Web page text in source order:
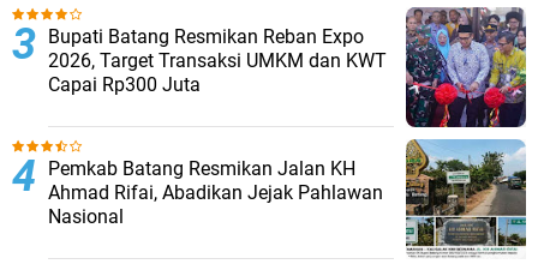
Bupati Batang Resmikan Reban Expo
2026, Target Transaksi UMKM dan KWT
Capai Rp300 Juta
Pemkab Batang Resmikan Jalan KH
Ahmad Rifai, Abadikan Jejak Pahlawan
Nasional